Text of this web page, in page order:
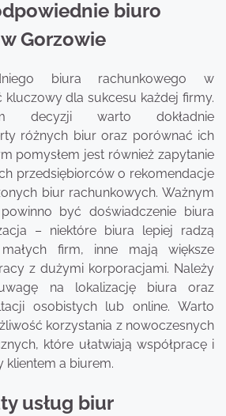
biuro
Gorzowie
biura rachunkowego w
kluczowy dla sukcesu każdej firmy.
decyzji warto dokładnie
różnych biur oraz porównać ich
pomysłem jest również zapytanie
przedsiębiorców o rekomendacje
biur rachunkowych. Ważnym
być doświadczenie biura
– niektóre biura lepiej radzą
firm, inne mają większe
z dużymi korporacjami. Należy
na lokalizację biura oraz
osobistych lub online. Warto
korzystania z nowoczesnych
które ułatwiają współpracę i
klientem a biurem.
usług biur